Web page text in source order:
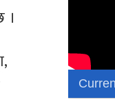
।